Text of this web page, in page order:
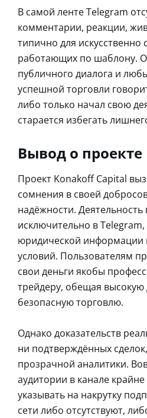
В самой ленте Telegram
комментарии, реакции,
типично для искусственно
работающих по шаблону.
публичного диалога и
успешной торговли
либо только начал свою
старается избегать
Вывод о проекте
Проект Konakoff Capital
сомнения в своей
надёжности. Деятельность
исключительно в
юридической информации
условий. Пользователям
свои деньги якобы
трейдеру, обещая высокую
безопасную торговлю.
Однако доказательств
ни подтверждённых
прозрачной аналитики.
аудитории в канале
указывать на накрутку
сети либо отсутствуют,